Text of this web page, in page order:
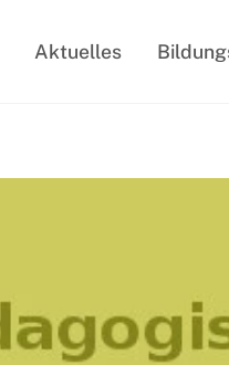
Aktuelles